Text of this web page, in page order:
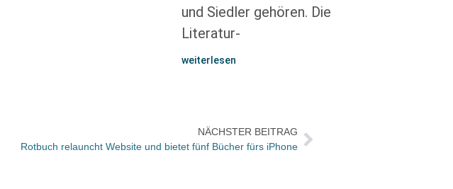
und Siedler gehören. Die
Literatur-
weiterlesen
NÄCHSTER BEITRAG
Rotbuch relauncht Website und bietet fünf Bücher fürs iPhone